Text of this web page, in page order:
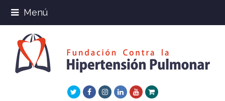
Menú
TwitterFacebookInstagram
LinkedInYoutube
Xing